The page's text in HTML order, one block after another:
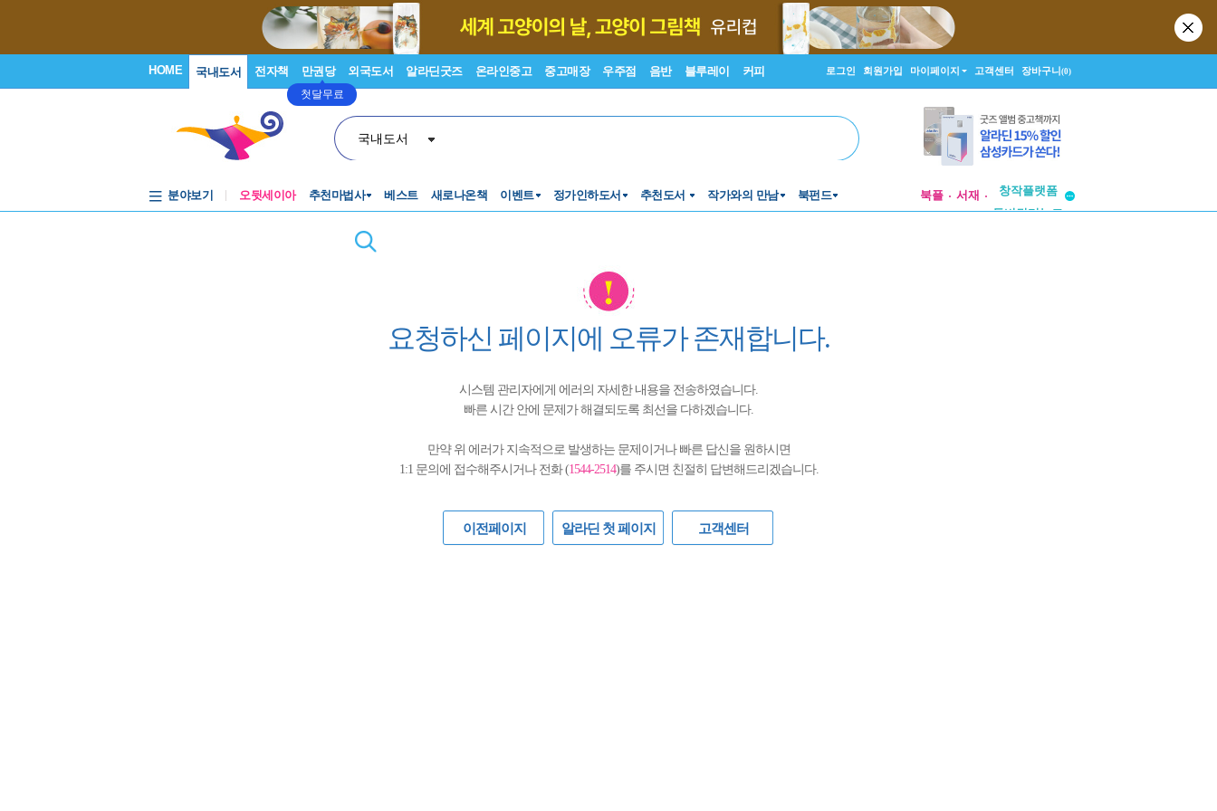
HOME 국내도서 전자책 만권당
첫달무료
외국도서 알라딘굿즈 온라인중고 중고매장 우주점 음반 블루레이 커피 로그인 회원가입 마이페이지 고객센터 장바구니(0)
국내도서
분야보기 오뒷세이아 추천마법사 베스트 새로나온책 이벤트 정가인하도서 추천도서 작가와의 만남 북펀드 북플 서재
투비컨티뉴드
투비컨티뉴드
요청하신 페이지에 오류가 존재합니다.
시스템 관리자에게 에러의 자세한 내용을 전송하였습니다.
빠른 시간 안에 문제가 해결되도록 최선을 다하겠습니다.
만약 위 에러가 지속적으로 발생하는 문제이거나 빠른 답신을 원하시면
1:1 문의에 접수해주시거나 전화 (1544-2514)를 주시면 친절히 답변해드리겠습니다.
이전페이지 알라딘 첫 페이지 고객센터